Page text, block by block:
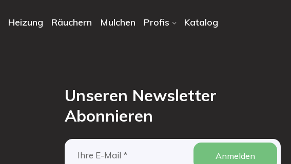
Heizung Räuchern Mulchen Profis Katalog
Unseren Newsletter
Abonnieren
Anmelden